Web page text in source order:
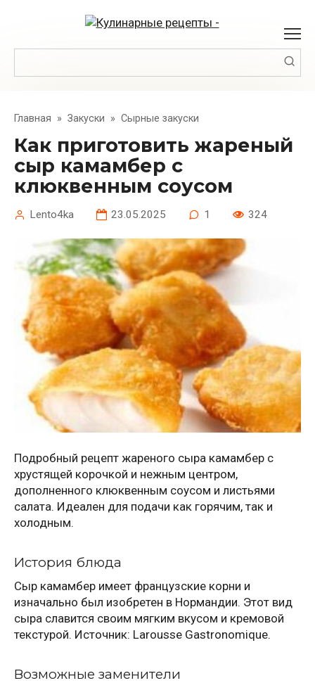
Главная » Закуски » Сырные закуски
Как приготовить жареный
сыр камамбер с
клюквенным соусом
Lento4ka 23.05.2025 1 324
Подробный рецепт жареного сыра камамбер с
хрустящей корочкой и нежным центром,
дополненного клюквенным соусом и листьями
салата. Идеален для подачи как горячим, так и
холодным.
История блюда
Сыр камамбер имеет французские корни и
изначально был изобретен в Нормандии. Этот вид
сыра славится своим мягким вкусом и кремовой
текстурой. Источник: Larousse Gastronomique.
Возможные заменители